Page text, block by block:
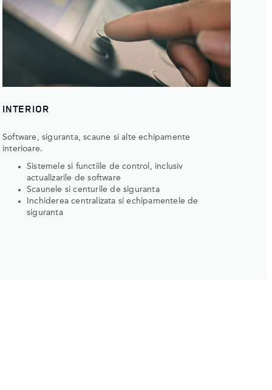
INTERIOR
Software, siguranta, scaune si alte echipamente
interioare.
Sistemele si functiile de control, inclusiv
actualizarile de software
Scaunele si centurile de siguranta
Inchiderea centralizata si echipamentele de
siguranta